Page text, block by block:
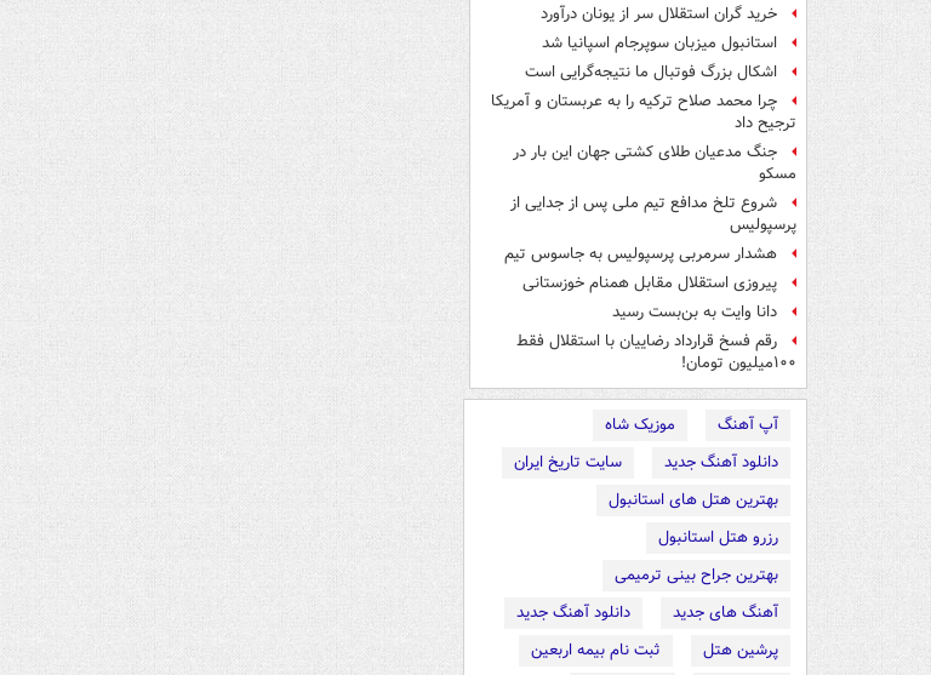
خرید گران استقلال سر از یونان درآورد
استانبول میزبان سوپرجام اسپانیا شد
اشکال بزرگ فوتبال ما نتیجه‌گرایی است
چرا محمد صلاح ترکیه را به عربستان و آمریکا
ترجیح داد
جنگ مدعیان طلای کشتی جهان این بار در
مسکو
شروع تلخ مدافع تیم ملی پس از جدایی از
پرسپولیس
هشدار سرمربی پرسپولیس به جاسوس تیم
پیروزی استقلال مقابل همنام خوزستانی
دانا وایت به بن‌بست رسید
رقم فسخ قرارداد رضاییان با استقلال فقط
۱۰۰میلیون تومان!
آپ آهنگ
موزیک شاه
دانلود آهنگ جدید
سایت تاریخ ایران
بهترین هتل های استانبول
رزرو هتل استانبول
بهترین جراح بینی ترمیمی
آهنگ های جدید
دانلود آهنگ جدید
پرشین هتل
ثبت نام بیمه اربعین